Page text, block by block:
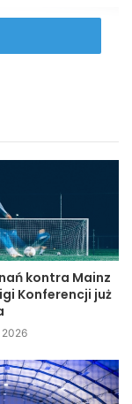
uznanie dla
kontra Mainz
Konferencji już
2026